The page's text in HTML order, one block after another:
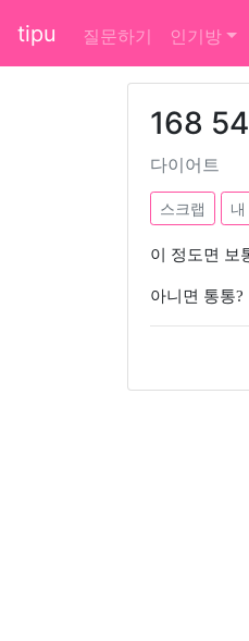
tipu 질문하기 인기방
168
다이어트
스크랩
이 정도면 보
아니면 통통?